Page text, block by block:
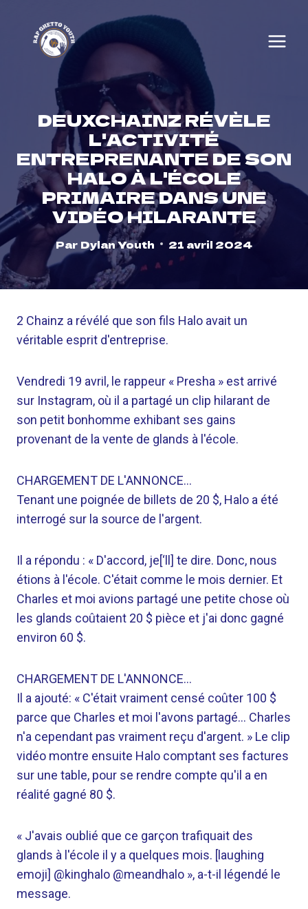
content
DEUXCHAINZ RÉVÈLE
L'ACTIVITÉ
ENTREPRENANTE DE SON
HALO À L'ÉCOLE
PRIMAIRE DANS UNE
VIDÉO HILARANTE
Par Dylan Youth 21 avril 2024
2 Chainz a révélé que son fils Halo avait un
véritable esprit d'entreprise.
Vendredi 19 avril, le rappeur « Presha » est arrivé
sur Instagram, où il a partagé un clip hilarant de
son petit bonhomme exhibant ses gains
provenant de la vente de glands à l'école.
CHARGEMENT DE L'ANNONCE…
Tenant une poignée de billets de 20 $, Halo a été
interrogé sur la source de l'argent.
Il a répondu : « D'accord, je[‘ll] te dire. Donc, nous
étions à l'école. C'était comme le mois dernier. Et
Charles et moi avions partagé une petite chose où
les glands coûtaient 20 $ pièce et j'ai donc gagné
environ 60 $.
CHARGEMENT DE L'ANNONCE…
Il a ajouté: « C'était vraiment censé coûter 100 $
parce que Charles et moi l'avons partagé… Charles
n'a cependant pas vraiment reçu d'argent. » Le clip
vidéo montre ensuite Halo comptant ses factures
sur une table, pour se rendre compte qu'il a en
réalité gagné 80 $.
« J'avais oublié que ce garçon trafiquait des
glands à l'école il y a quelques mois. [laughing
emoji] @kinghalo @meandhalo », a-t-il légendé le
message.